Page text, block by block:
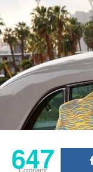
647
Compartir